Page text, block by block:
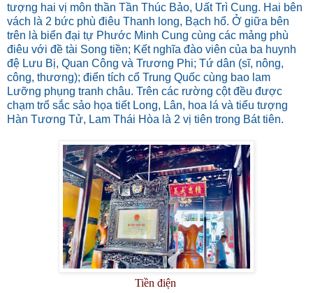
tượng hai vị môn thần Tần Thúc Bảo, Uất Trì Cung. Hai bên
vách là 2 bức phù điêu Thanh long, Bạch hổ. Ở giữa bên
trên là biển đại tự Phước Minh Cung cùng các mảng phù
điêu với đề tài Song tiền; Kết nghĩa đào viên của ba huynh
đệ Lưu Bị, Quan Công và Trương Phi; Tứ dân (sĩ, nông,
công, thương); điển tích cổ Trung Quốc cùng bao lam
Lưỡng phụng tranh châu. Trên các rường cột đều được
chạm trổ sắc sảo họa tiết Long, Lân, hoa lá và tiểu tượng
Hàn Tương Tử, Lam Thái Hòa là 2 vị tiên trong Bát tiên.
Tiền điện